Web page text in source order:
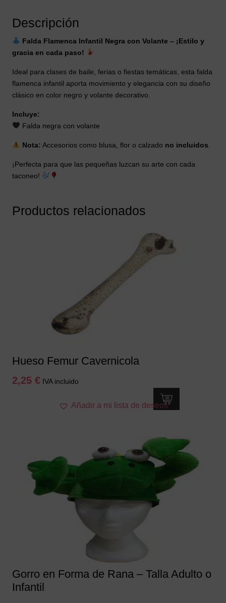
Descripción
Falda Flamenca Infantil Negra con Volante – ¡Estilo y
gracia en cada paso!
Ideal para clases de baile, ferias o fiestas temáticas, esta falda
flamenca infantil aporta movimiento y elegancia con su diseño
clásico en color negro y volante decorativo.
Incluye:
Falda negra con volante
Nota: Accesorios como blusa, flor o calzado no incluidos
¡Perfecta para que las pequeñas luzcan su arte con cada
taconeo!
Productos relacionados
Hueso Femur Cavernicola
2,25 € IVA incluido
Añadir a mi lista de deseos
Gorro en Forma de Rana – Talla Adulto o
Infantil